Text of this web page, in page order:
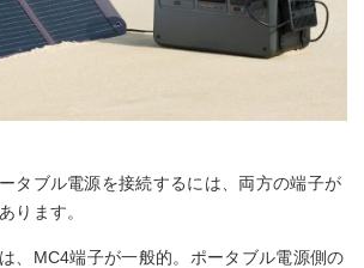
タブル電源を接続するには、両方の端子が
ります。
、MC4端子が一般的。ポータブル電源側の